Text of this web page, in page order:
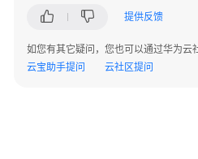
远
登
录
提供反馈
如您有其它疑问，您也可以通过华为云
云宝助手提问
云社区提问